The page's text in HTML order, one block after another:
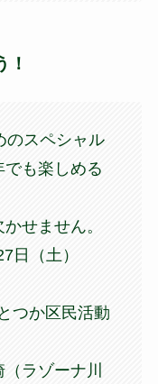
！
のスペシャル
も楽しめる
せません。
日（土）
つか区民活動
ゾーナ川